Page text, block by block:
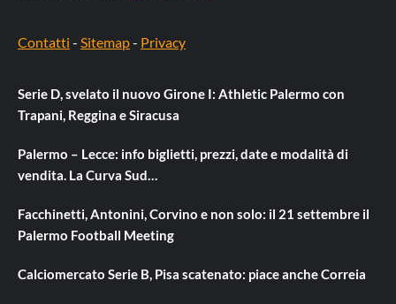
Contatti - Sitemap- Privacy
Serie D, svelato il nuovo Girone I: Athletic Palermo con
Trapani, Reggina e Siracusa
Palermo – Lecce: info biglietti, prezzi, date e modalità di
vendita. La Curva Sud…
Facchinetti, Antonini, Corvino e non solo: il 21 settembre il
Palermo Football Meeting
Calciomercato Serie B, Pisa scatenato: piace anche Correia